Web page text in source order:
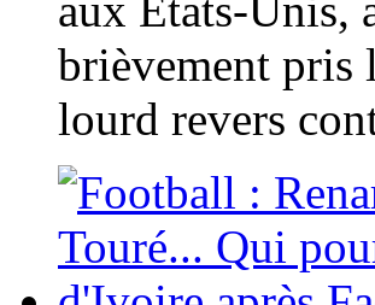
brièvement pris
lourd revers